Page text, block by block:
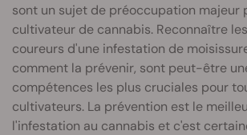
sont un sujet de préoccupation majeur
cultivateur de cannabis. Reconnaître
coureurs d'une infestation de
comment la prévenir, sont peut-être
compétences les plus cruciales pour
cultivateurs. La prévention est le
l'infestation au cannabis et c'est